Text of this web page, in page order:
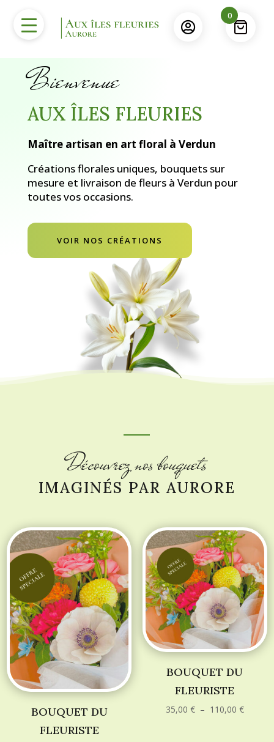

Bienvenue
AUX ÎLES FLEURIES
Maître artisan en art floral à Verdun
Créations florales uniques, bouquets sur
mesure et livraison de fleurs à Verdun pour
toutes vos occasions.
VOIR NOS CRÉATIONS
Découvrez nos bouquets
IMAGINÉS PAR AURORE
BOUQUET DU
FLEURISTE
BOUQUET DU
FLEURISTE
35,00 € – 110,00 €Plage
0